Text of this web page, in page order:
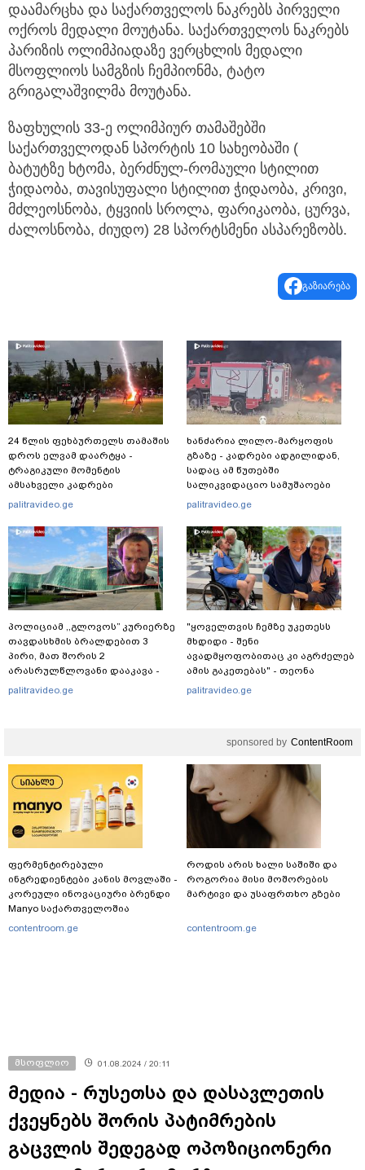
დაამარცხა და საქართველოს ნაკრებს პირველი
ოქროს მედალი მოუტანა. საქართველოს ნაკრებს
პარიზის ოლიმპიადაზე ვერცხლის მედალი
მსოფლიოს სამგზის ჩემპიონმა, ტატო
გრიგალაშვილმა მოუტანა.
ზაფხულის 33-ე ოლიმპიურ თამაშებში
საქართველოდან სპორტის 10 სახეობაში (
ბატუტზე ხტომა, ბერძნულ-რომაული სტილით
ჭიდაობა, თავისუფალი სტილით ჭიდაობა, კრივი,
მძლეოსნობა, ტყვიის სროლა, ფარიკაობა, ცურვა,
ძალოსნობა, ძიუდო) 28 სპორტსმენი ასპარეზობს.
გაზიარება
24 წლის ფეხბურთელს თამაშის
დროს ელვამ დაარტყა -
ტრაგიკული მომენტის
ამსახველი კადრები
ტაილანდიდან მედიაში
palitravideo.ge
პოლიციამ ,,გლოვოს” კურიერზე
თავდასხმის ბრალდებით 3
პირი, მათ შორის 2
არასრულწლოვანი დააკავა -
შსს ინფორმაციას ავრცელებს
palitravideo.ge
ხანძარია ლილო-მარყოფის
გზაზე - კადრები ადგილიდან,
სადაც ამ წუთებში
სალიკვიდაციო სამუშაოები
მიმდინარეობს
palitravideo.ge
"ყოველთვის ჩემზე უკეთესს
მხდიდი - შენი
ავადმყოფობითაც კი აგრძელებ
ამის გაკეთებას" - თეონა
კონტრიძე მეუღლეს ემოციურ
palitravideo.ge
sponsored by ContentRoom
ფერმენტირებული
ინგრედიენტები კანის მოვლაში -
კორეული ინოვაციური ბრენდი
Manyo საქართველოშია
contentroom.ge
როდის არის ხალი საშიში და
როგორია მისი მოშორების
მარტივი და უსაფრთხო გზები
contentroom.ge
მსოფლიო 01.08.2024 / 20:11
მედია - რუსეთსა და დასავლეთის
ქვეყნებს შორის პატიმრების
გაცვლის შედეგად ოპოზიციონერი